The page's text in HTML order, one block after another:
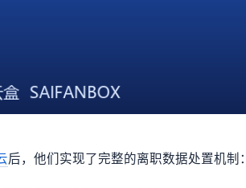
后，他们实现了完整的离职数据处置机制：